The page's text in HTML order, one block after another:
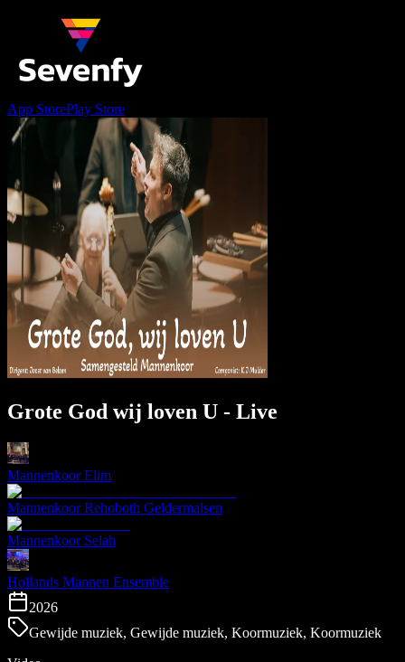
App StorePlay Store
Grote God wij loven U - Live
Mannenkoor Elim
Mannenkoor Rehoboth Geldermalsen
Mannenkoor Selah
Hollands Mannen Ensemble
2026
Gewijde muziek, Gewijde muziek, Koormuziek, Koormuziek